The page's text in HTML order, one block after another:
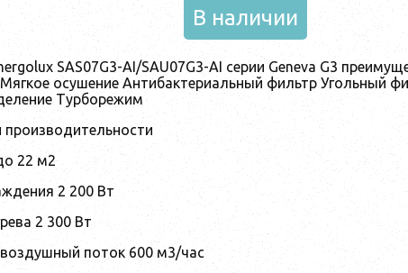
В наличии
SAS07G3-AI/SAU07G3-AI серии Geneva G3
осушение Антибактериальный фильтр Угольный
Турборежим
производительности
22 м2
2 200 Вт
2 300 Вт
поток 600 м3/час